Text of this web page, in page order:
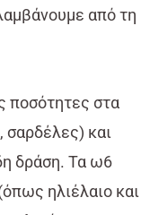
από τη
ποσότητες στα
και
δράση. Τα ω6
ηλιέλαιο και